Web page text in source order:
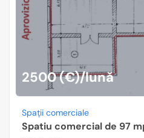
2500 (€)/lună
Spații comerciale
Spatiu comercial de 97